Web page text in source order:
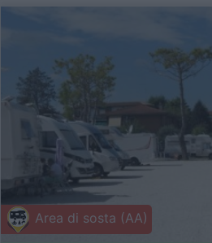
Area di sosta (AA)